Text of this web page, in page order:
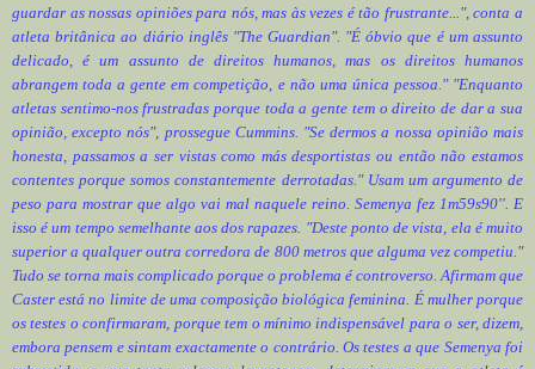
guardar as nossas opiniões para nós, mas às vezes é tão frustrante...", conta a
atleta britânica ao diário inglês "The Guardian". "É óbvio que é um assunto
delicado, é um assunto de direitos humanos, mas os direitos humanos
abrangem toda a gente em competição, e não uma única pessoa." "Enquanto
atletas sentimo-nos frustradas porque toda a gente tem o direito de dar a sua
opinião, excepto nós", prossegue Cummins. "Se dermos a nossa opinião mais
honesta, passamos a ser vistas como más desportistas ou então não estamos
contentes porque somos constantemente derrotadas." Usam um argumento de
peso para mostrar que algo vai mal naquele reino. Semenya fez 1m59s90''. E
isso é um tempo semelhante aos dos rapazes. "Deste ponto de vista, ela é muito
superior a qualquer outra corredora de 800 metros que alguma vez competiu."
Tudo se torna mais complicado porque o problema é controverso. Afirmam que
Caster está no limite de uma composição biológica feminina. É mulher porque
os testes o confirmaram, porque tem o mínimo indispensável para o ser, dizem,
embora pensem e sintam exactamente o contrário. Os testes a que Semenya foi